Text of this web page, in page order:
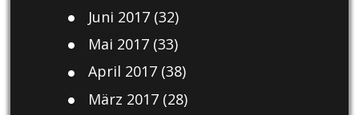
Juni 2017(32)
Mai 2017(33)
April 2017(38)
März 2017(28)